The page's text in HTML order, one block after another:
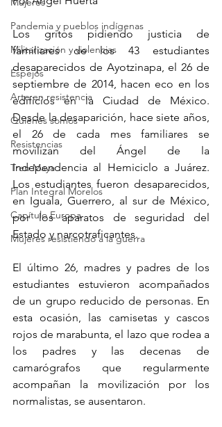
Pandemia y pueblos indígenas
Militarización y violencias
Espejos
Arte en resistencia
Quiénes somos
Resistencias
Tren Maya
Plan Integral Morelos
Capítulo Europa
Mujeres resistiendo a la guerra
Los gritos pidiendo justicia de
familiares de los 43 estudiantes
desaparecidos de Ayotzinapa, el 26 de
septiembre de 2014, hacen eco en los
edificios en la Ciudad de México.
Desde la desaparición, hace siete años,
el 26 de cada mes familiares se
movilizan del Ángel de la
Independencia al Hemiciclo a Juárez.
Los estudiantes fueron desaparecidos,
en Iguala, Guerrero, al sur de México,
por los aparatos de seguridad del
Estado y narcotraficantes.
El último 26, madres y padres de los
estudiantes estuvieron acompañados
de un grupo reducido de personas. En
esta ocasión, las camisetas y cascos
rojos de marabunta, el lazo que rodea a
los padres y las decenas de
camarógrafos que regularmente
acompañan la movilización por los
normalistas, se ausentaron.